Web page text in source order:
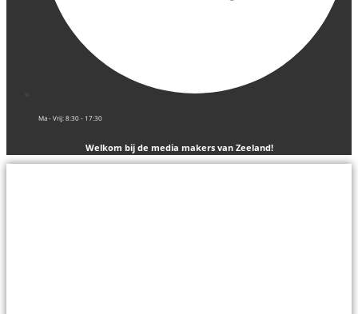
Ma - Vrij: 8:30 - 17:30
Welkom bij de media makers van Zeeland!